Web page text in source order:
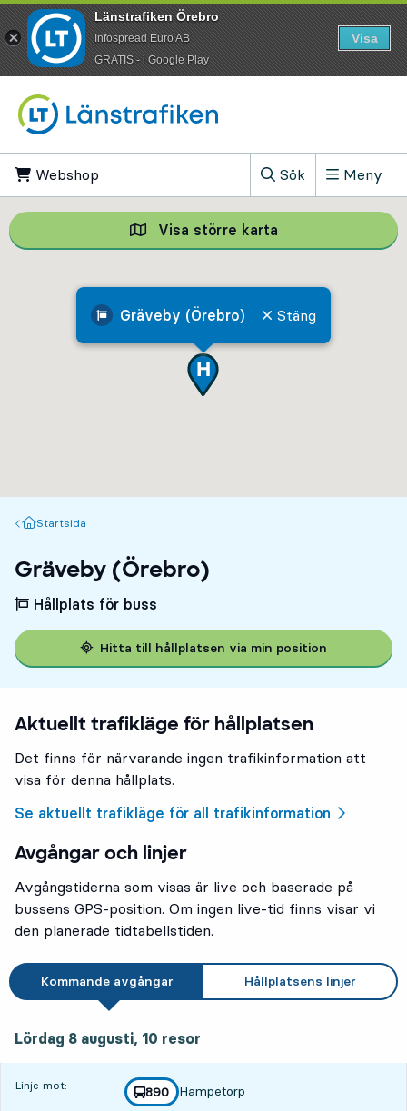
Webshop
Sök
, Visa sökfältet
Meny
Gräveby (Örebro) Stäng
Visa större karta Visa större
Startsida
Startsida
Gräveby (Örebro)
Hållplats för buss
Hitta till hållplatsen via min position
Aktuellt trafikläge för hållplatsen
Det finns för närvarande ingen trafikinformation att
visa för denna hållplats.
Se aktuellt trafikläge för all trafikinformation
Avgångar och linjer
Avgångstiderna som visas är live och baserade på
bussens GPS-position. Om ingen live-tid finns visar vi
den planerade tidtabellstiden.
Kommande avgångar Hållplatsens linjer
Lördag 8 augusti, 10 resor
Linje mot: linje
890
mot
Hampetorp
,
Länstrafiken Örebro
Infospread Euro AB
​GRATIS - i Google Play
Visa